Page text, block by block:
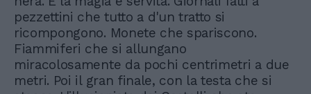
pezzettini che tutto a d'un tratto si
ricompongono. Monete che spariscono.
Fiammiferi che si allungano
miracolosamente da pochi centrimetri a due
metri. Poi il gran finale, con la testa che si